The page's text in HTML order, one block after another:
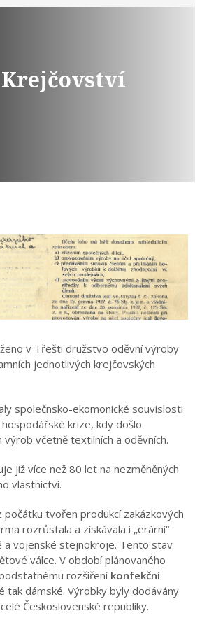
v Třešti družstvo oděvní výroby
jednotlivých krejčovských
společnsko-ekomonické souvislosti
krize, kdy došlo
výrob včetně textilních a oděvních.
již více než 80 let na nezměněných
vlastnictví.
tvořen produkcí zakázkových
rozrůstala a získávala i „erární“
a vojenské stejnokroje. Tento stav
válce. V období plánovaného
rozšíření konfekční
tak dámské. Výrobky byly dodávány
Československé republiky.